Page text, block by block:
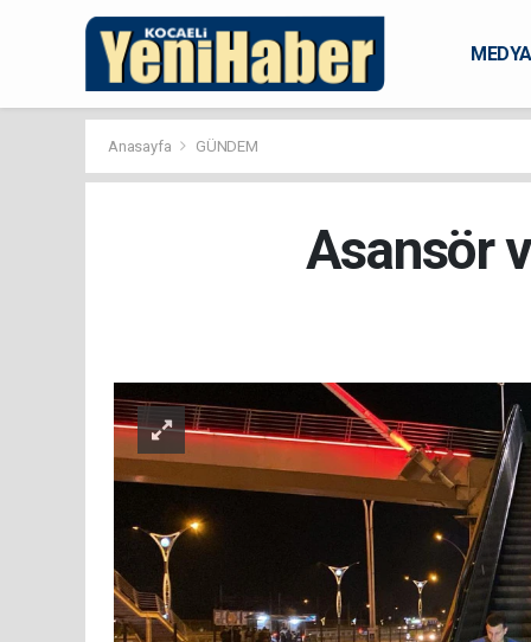
MEDYA
Anasayfa GÜNDEM
Asansör